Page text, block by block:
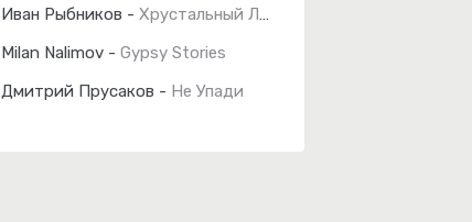
Иван Рыбников - Хрустальный Лес Remix
Milan Nalimov - Gypsy Stories
Дмитрий Прусаков - Не Упади